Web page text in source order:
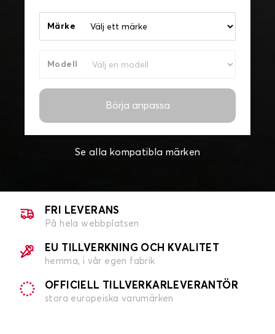
Märke
Modell
Börja anpassa
Se alla kompatibla märken
FRI LEVERANS
På hela webbplatsen
EU TILLVERKNING OCH KVALITET
hemma, i vår egen fabrik
OFFICIELL TILLVERKARLEVERANTÖR
stora europeiska varumärken